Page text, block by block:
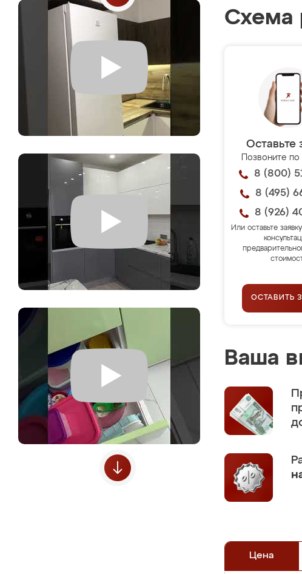
Схема
Оставьте
Позвоните
8 (800)
8 (495)
8 (926)
Или оставьте
ОСТАВИТЬ
Ваша
Цена